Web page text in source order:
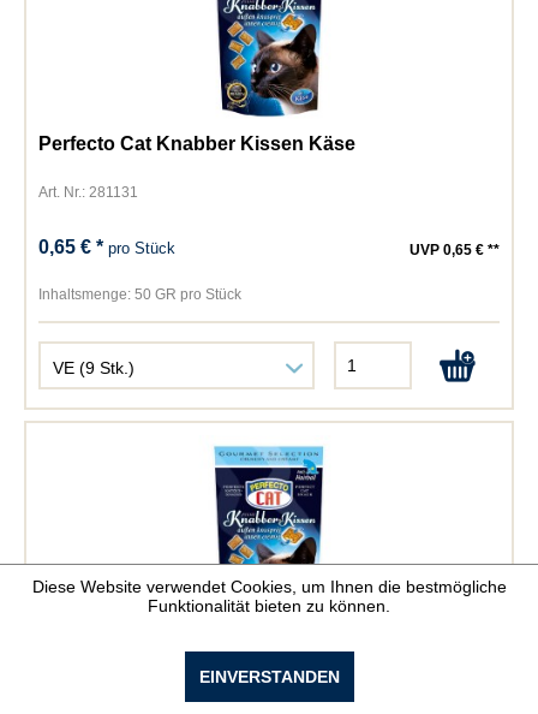
Perfecto Cat Knabber Kissen Käse
Art. Nr.: 281131
0,65 € *pro Stück UVP 0,65 € **
Inhaltsmenge: 50 GR pro Stück
Perfecto Cat Knabber Kissen Anti Hairball
Diese Website verwendet Cookies, um Ihnen die bestmögliche
Funktionalität bieten zu können.
EINVERSTANDEN